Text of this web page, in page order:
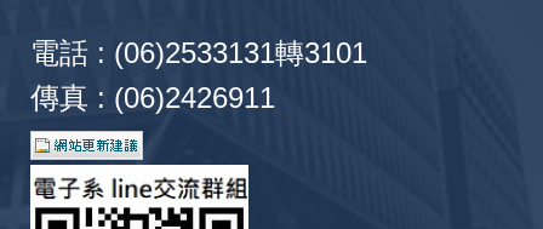
電話 : (06)2533131轉3101
傳真 : (06)2426911